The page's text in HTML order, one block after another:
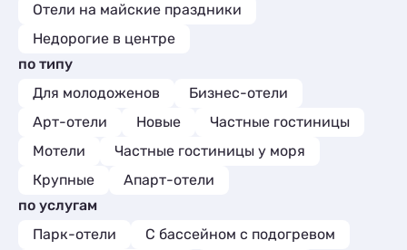
Отели на майские праздники
Недорогие в центре
по типу
Для молодоженов
Бизнес-отели
Арт-отели
Новые
Частные гостиницы
Мотели
Частные гостиницы у моря
Крупные
Апарт-отели
по услугам
Парк-отели
С бассейном с подогревом